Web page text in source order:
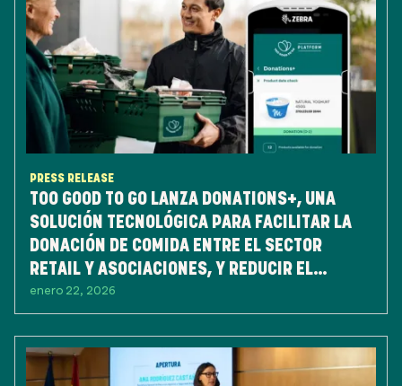
PRESS RELEASE
TOO GOOD TO GO LANZA DONATIONS+, UNA
SOLUCIÓN TECNOLÓGICA PARA FACILITAR LA
DONACIÓN DE COMIDA ENTRE EL SECTOR
RETAIL Y ASOCIACIONES, Y REDUCIR EL
DESPERDICIO DE ALIMENTOS
enero 22, 2026